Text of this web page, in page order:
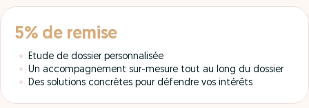
5% de remise
Etude de dossier personnalisée
Un accompagnement sur-mesure tout au long du dossier
Des solutions concrètes pour défendre vos intérêts